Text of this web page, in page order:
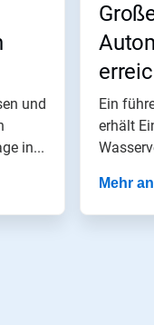
und
in...
2030
Ein
erhält
Mehr